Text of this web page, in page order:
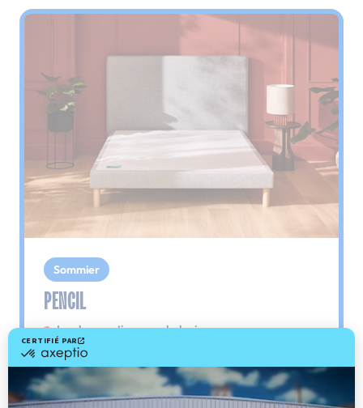
Sommier
PENCIL
Le plus : soutien morphologique
Grâce à ses 3 zones de confort, le sommier
Pencil vous assure tout son soutien. Avec les
épaules, le dos et le bassin qui reposent sur ses
lattes, vous évitez les douleurs au petit matin.